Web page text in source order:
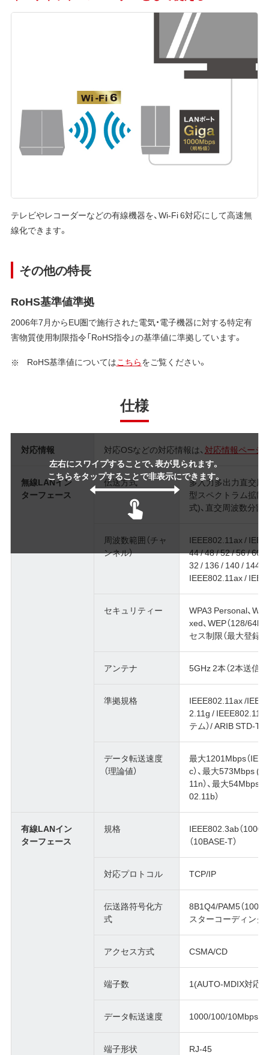
テレビやレコーダーなどの有線機器を、Wi-Fi 6対応にして高速無
線化できます。
その他の特長
RoHS基準値準拠
2006年7月からEU圏で施行された電気・電子機器に対する特定有
害物質使用制限指令「RoHS指令」の基準値に準拠しています。
RoHS基準値についてはこちらをご覧ください。
仕様
左右にスワイプすることで、表が見られます。
こちらをタップすることで非表示にできます。
対応情報 対応OSなどの対応情報は、 対応情報ページ
無線LANイン
ターフェース
伝送方式
多入力多出力直交周
型スペクトラム拡散
式)、直交周波数分
周波数範囲（チャ
ンネル）
IEEE802.11ax /
44 / 48 / 52 / 56 / 60 /
32 / 136 / 140 / 144ch
IEEE802.11ax /
セキュリティー
WPA3 Personal、
xed、WEP（128/
セス制限（最大登録許
アンテナ 5GHz 2本（2本送信、
準拠規格
IEEE802.11ax /
2.11g / IEEE802.11b
テム）/ ARIB STD-
データ転送速度
（理論値）
最大1201Mbps（
c）、最大573Mbps
11n）、最大54Mbps
02.11b）
有線LANイン
ターフェース
規格
IEEE802.3ab（
（10BASE-T）
対応プロトコル TCP/IP
伝送路符号化方
式
8B1Q4/PAM5（
スターコーディング
アクセス方式 CSMA/CD
端子数 1(AUTO-MDIX対応)
データ転送速度 1000/100/10Mbps×1
端子形状 RJ-45